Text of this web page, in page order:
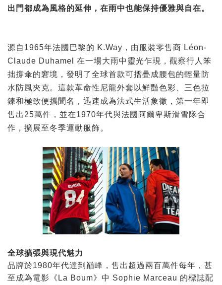
出門都成為風格的延伸，在雨中也能保持優雅與自在。
源自1965年法國巴黎的 K.Way，由服裝零售商 Léon-
Claude Duhamel 在一場大雨中靈光乍現，觀察行人笨
拙撐傘的窘境，發明了全球首款可摺疊成腰包的輕量防
水防風夾克。這款革命性尼龍外套以鮮豔色彩、三色拉
鍊和極致便攜聞名，迅速成為法式生活象徵，第一年即
售出25萬件，並在1970年代與法國阿爾卑斯滑雪隊合
作，擴展至冬季運動服飾。
全球擴張與現代魅力
品牌於1980年代達到巔峰，售出超過兩百萬件每年，甚
至成為電影《La Boum》中 Sophie Marceau 的標誌配